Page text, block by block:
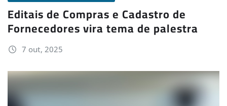
Editais de Compras e Cadastro de
Fornecedores vira tema de palestra
7 out, 2025